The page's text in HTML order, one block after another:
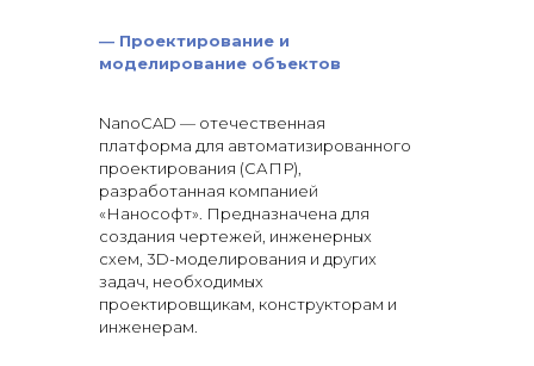
— Проектирование и
моделирование объектов
NanoCAD — отечественная
платформа для автоматизированного
проектирования (САПР),
разработанная компанией
«Нанософт». Предназначена для
создания чертежей, инженерных
схем, 3D-моделирования и других
задач, необходимых
проектировщикам, конструкторам и
инженерам.